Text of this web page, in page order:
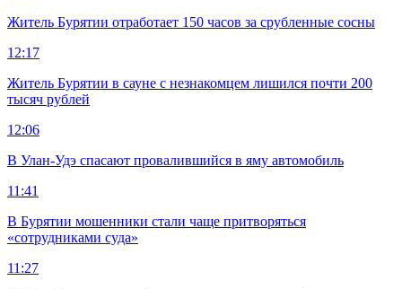
Житель Бурятии отработает 150 часов за срубленные сосны
12:17
Житель Бурятии в сауне с незнакомцем лишился почти 200
тысяч рублей
12:06
В Улан-Удэ спасают провалившийся в яму автомобиль
11:41
В Бурятии мошенники стали чаще притворяться
«сотрудниками суда»
11:27